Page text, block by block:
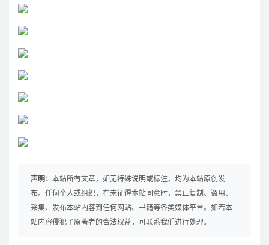
声明： 本站所有文章，如无特殊说明或标注，均为本站原创发
布。任何个人或组织，在未征得本站同意时，禁止复制、盗用、
采集、发布本站内容到任何网站、书籍等各类媒体平台。如若本
站内容侵犯了原著者的合法权益，可联系我们进行处理。